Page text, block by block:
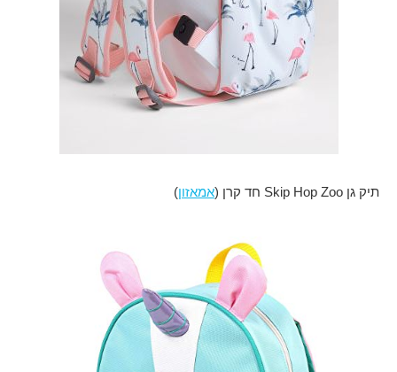
תיק גן Skip Hop Zoo חד קרן ( אמאזון)